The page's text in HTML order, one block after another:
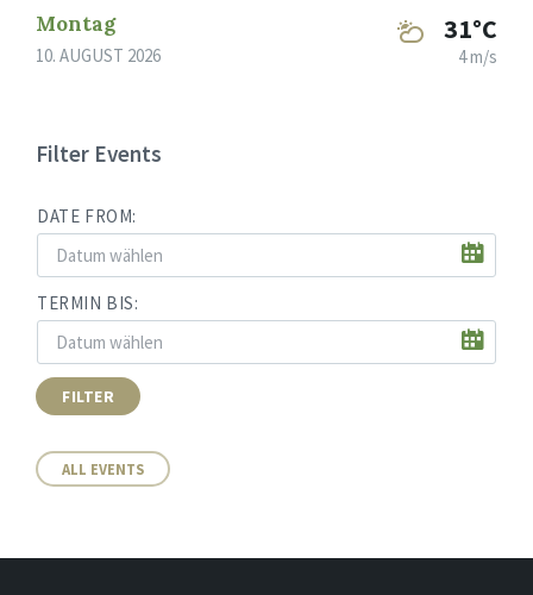
Montag
10. AUGUST 2026
31°C
4 m/s
Filter Events
DATE FROM:
TERMIN BIS:
FILTER
ALL EVENTS